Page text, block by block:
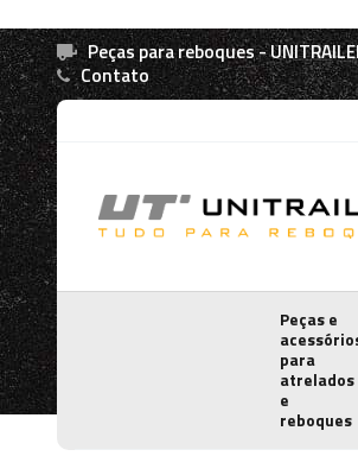
Peças para reboques -
Contato
Peças e
para
atrelados
e
reboques